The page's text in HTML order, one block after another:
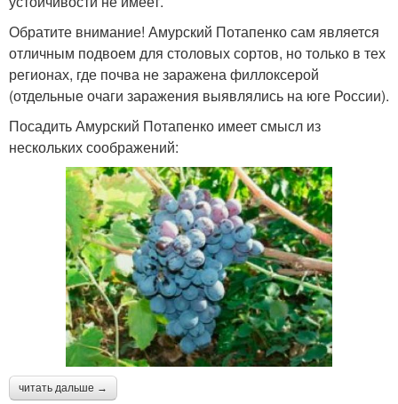
Обратите внимание! Амурский Потапенко сам является
отличным подвоем для столовых сортов, но только в тех
регионах, где почва не заражена филлоксерой
(отдельные очаги заражения выявлялись на юге России).
Посадить Амурский Потапенко имеет смысл из
нескольких соображений:
читать дальше →